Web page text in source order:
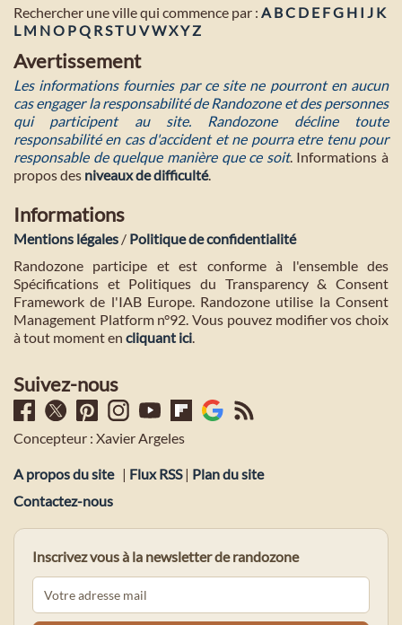
Rechercher une ville qui commence par : A BC D E FG H I J K
L M NO PQ RST U VWXYZ
Avertissement
Les informations fournies par ce site ne pourront en aucun
cas engager la responsabilité de Randozone et des personnes
qui participent au site. Randozone décline toute
responsabilité en cas d'accident et ne pourra etre tenu pour
responsable de quelque manière que ce soit. Informations à
propos des niveaux de difficulté.
Informations
Mentions légales / Politique de confidentialité
Randozone participe et est conforme à l'ensemble des
Spécifications et Politiques du Transparency & Consent
Framework de l'IAB Europe. Randozone utilise la Consent
Management Platform n°92. Vous pouvez modifier vos choix
à tout moment en cliquant ici.
Suivez-nous
Concepteur : Xavier Argeles
A propos du site | Flux RSS| Plan du site
Contactez-nous
Inscrivez vous à la newsletter de randozone